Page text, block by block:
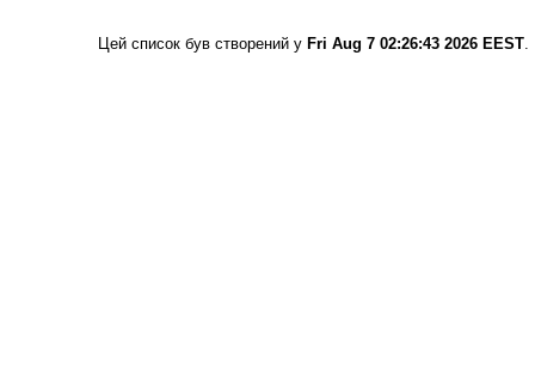
Цей список був створений у Fri Aug 7 02:26:43 2026 EEST